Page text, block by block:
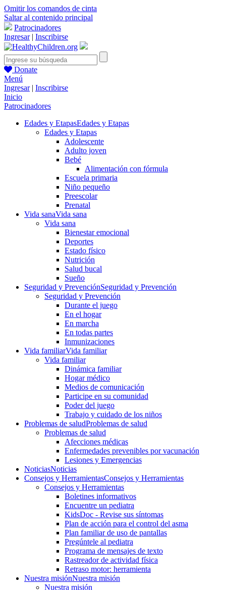
Omitir los comandos de cinta
Saltar al contenido principal
Patrocinadores
Ingresar| Inscribirse
Donate
Menú
Ingresar| Inscribirse
Inicio
Patrocinadores
Edades y EtapasEdades y Etapas
Edades y Etapas
Adolescente
Adulto joven
Bebé
Alimentación con fórmula
Escuela primaria
Niño pequeño
Preescolar
Prenatal
Vida sanaVida sana
Vida sana
Bienestar emocional
Deportes
Estado físico
Nutrición
Salud bucal
Sueño
Seguridad y PrevenciónSeguridad y Prevención
Seguridad y Prevención
Durante el juego
En el hogar
En marcha
En todas partes
Inmunizaciones
Vida familiarVida familiar
Vida familiar
Dinámica familiar
Hogar médico
Medios de comunicación
Participe en su comunidad
Poder del juego
Trabajo y cuidado de los niños
Problemas de saludProblemas de salud
Problemas de salud
Afecciones médicas
Enfermedades prevenibles por vacunación
Lesiones y Emergencias
NoticiasNoticias
Consejos y HerramientasConsejos y Herramientas
Consejos y Herramientas
Boletines informativos
Encuentre un pediatra
KidsDoc - Revise sus síntomas
Plan de acción para el control del asma
Plan familiar de uso de pantallas
Pregúntele al pediatra
Programa de mensajes de texto
Rastre​​ador de activida​d física
Retraso motor: herramienta
Nuestra misiónNuestra misión
Nuestra misión